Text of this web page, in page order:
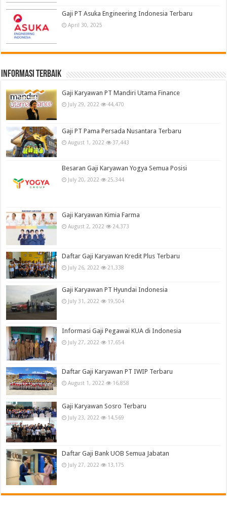
Gaji PT Asuka Engineering Indonesia Terbaru
April 30, 2025
informasi terbaik
Gaji Karyawan PT Mandiri Utama Finance
July 29, 2022 44,470
Gaji PT Pama Persada Nusantara Terbaru
August 1, 2022 37,443
Besaran Gaji Karyawan Yogya Semua Posisi
July 20, 2022 25,344
Gaji Karyawan Kimia Farma
August 2, 2022 24,373
Daftar Gaji Karyawan Kredit Plus Terbaru
July 26, 2022 21,338
Gaji Karyawan PT Hyundai Indonesia
July 31, 2022 19,504
Informasi Gaji Pegawai KUA di Indonesia
July 27, 2022 17,654
Daftar Gaji Karyawan PT IWIP Terbaru
August 1, 2022 16,858
Gaji Karyawan Sosro Terbaru
July 23, 2022 14,569
Daftar Gaji Bank UOB Semua Jabatan
July 27, 2022 13,175